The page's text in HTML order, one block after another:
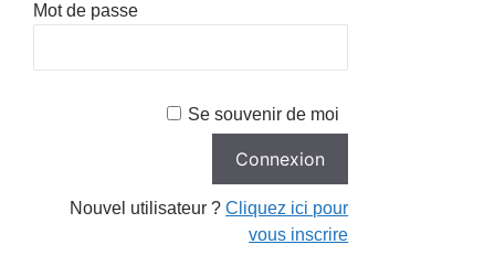
Mot de passe
Se souvenir de moi
Nouvel utilisateur ?Cliquez ici pour
vous inscrire